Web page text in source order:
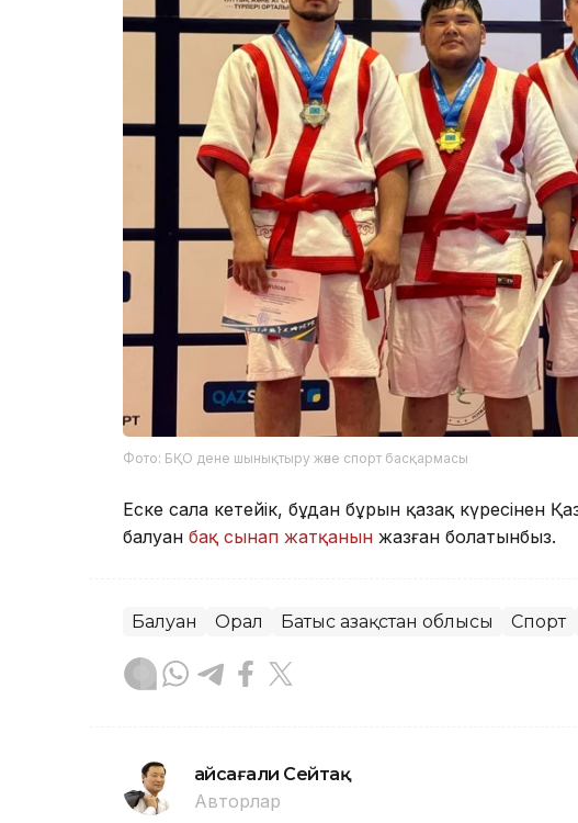
Фото: БҚО дене шынықтыру және спорт басқармасы
Еске сала кетейік, бұдан бұрын қазақ күресінен
балуан бақ сынап жатқанын жазған болатынбыз.
Балуан Орал Батыс Қазақстан облысы Спорт
Ғайсағали Сейтақ
Авторлар